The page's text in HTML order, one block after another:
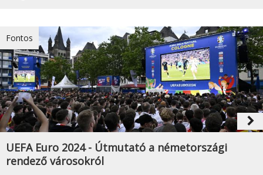
Fontos
navigate_next
UEFA Euro 2024 - Útmutató a németországi
rendező városokról